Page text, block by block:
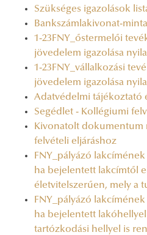
Szükséges igazolások
Bankszámlakivonat-minta
1-23FNY_őstermelői
jövedelem igazolása
1-23FNY_vállalkozási
jövedelem igazolása
Adatvédelmi tájékoztató
Segédlet - Kollégiumi
Kivonatolt dokumentum
felvételi eljáráshoz
FNY_pályázó
ha bejelentett lakcímtől
életvitelszerűen, mely a
FNY_pályázó
ha bejelentett
tartózkodási hellyel is